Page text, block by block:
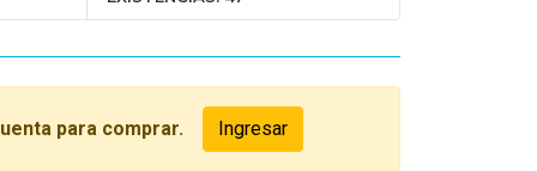
para comprar. Ingresar